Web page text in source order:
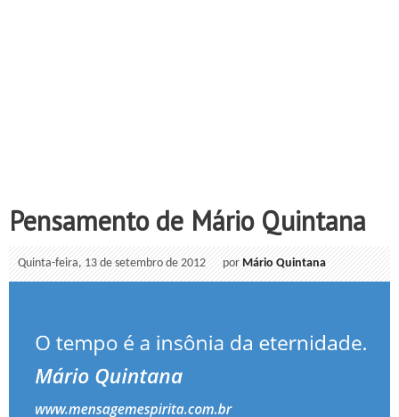
Pensamento de Mário Quintana
Quinta-feira, 13 de setembro de 2012 porMário Quintana